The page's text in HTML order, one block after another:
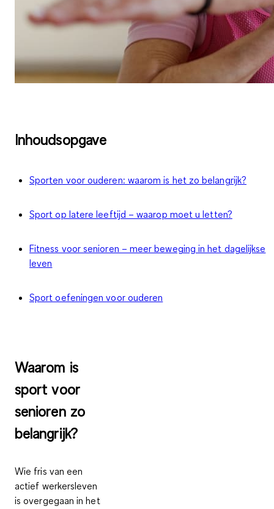
Inhoudsopgave
Sporten voor ouderen: waarom is het zo belangrijk?
Sport op latere leeftijd – waarop moet u letten?
Fitness voor senioren – meer beweging in het dagelijkse
leven
Sport oefeningen voor ouderen
Waarom is
sport voor
senioren zo
belangrijk?
Wie fris van een
actief werkersleven
is overgegaan in het